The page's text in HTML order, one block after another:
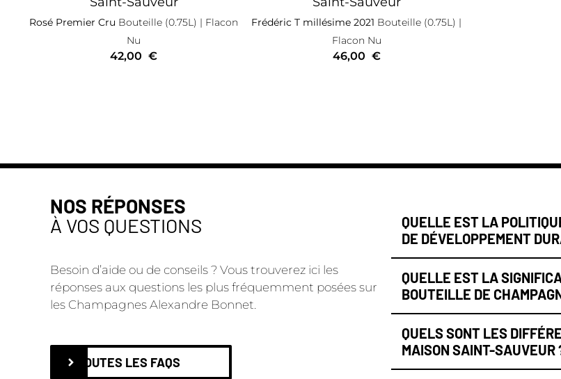
Rosé Premier Cru Bouteille (0.75L) | Flacon
Nu
42,00 €
Frédéric T millésime 2021 Bouteille (0.75L) |
Flacon Nu
46,00 €
NOS RÉPONSES
À VOS QUESTIONS
Besoin d’aide ou de conseils ? Vous trouverez ici les
réponses aux questions les plus fréquemment posées sur
les Champagnes Alexandre Bonnet.
TOUTES LES FAQS
QUELLE EST LA
DE DÉVELOPPEMENT
QUELLE EST LA
BOUTEILLE DE
QUELS SONT LES
MAISON SAINT-SAUVEUR